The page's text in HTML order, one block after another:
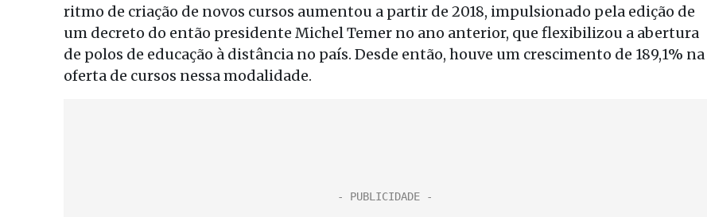
ritmo de criação de novos cursos aumentou a partir de 2018, impulsionado pela edição de
um decreto do então presidente Michel Temer no ano anterior, que flexibilizou a abertura
de polos de educação à distância no país. Desde então, houve um crescimento de 189,1% na
oferta de cursos nessa modalidade.